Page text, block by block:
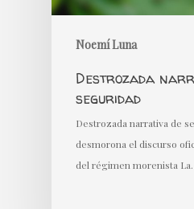
Noemí Luna
Destrozada
seguridad
Destrozada narrativa de
desmorona el discurso
del régimen morenista